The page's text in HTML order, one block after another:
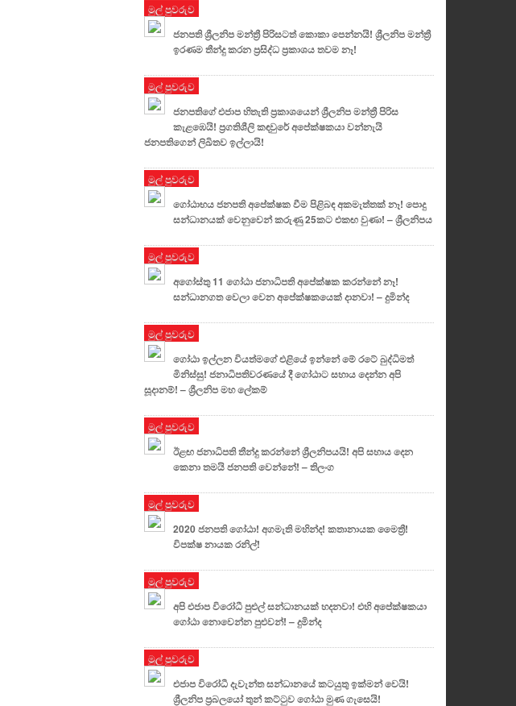
මුල් පුවරුව
ජනපති ශ්‍රීලනිප මන්ත්‍රී පිරිසටත් කොකා පෙන්නයි! ශ්‍රීලනිප මන්ත්‍රී
ඉරණම තීන්දු කරන ප්‍රසිද්ධ ප්‍රකාශය තවම නෑ!
මුල් පුවරුව
ජනපතිගේ එජාප හිතැති ප්‍රකාශයෙන් ශ්‍රීලනිප මන්ත්‍රී පිරිස
කැළඹෙයි! ප්‍රගතිශීලි කඳවුරේ අපේක්ෂකයා වන්නැයි
ජනපතිගෙන් ලිඛිතව ඉල්ලායි!
මුල් පුවරුව
ගෝඨාභය ජනපති අපේක්ෂක වීම පිළිබඳ අකමැත්තක් නෑ! පොදු
සන්ධානයක් වෙනුවෙන් කරුණු 25කට එකඟ වුණා! – ශ්‍රීලනිපය
මුල් පුවරුව
අගෝස්තු 11 ගෝඨා ජනාධිපති අපේක්ෂක කරන්නේ නෑ!
සන්ධානගත වෙලා වෙන අපේක්ෂකයෙක් දානවා! – දුමින්ද
මුල් පුවරුව
ගෝඨා ඉල්ලන වියත්මගේ එළියේ ඉන්නේ මේ රටේ බුද්ධිමත්
මිනිස්සු! ජනාධිපතිවරණයේ දී ගෝඨාට සහාය දෙන්න අපි
සූදානම්! – ශ්‍රීලනිප මහ ලේකම්
මුල් පුවරුව
ඊළඟ ජනාධිපති තීන්දු කරන්නේ ශ්‍රීලනිපයයි! අපි සහාය දෙන
කෙනා තමයි ජනපති වෙන්නේ! – තිලංග
මුල් පුවරුව
2020 ජනපති ගෝඨා! අගමැති මහින්ද! කතානායක මෛත්‍රී!
විපක්ෂ නායක රනිල්!
මුල් පුවරුව
අපි එජාප විරෝධී පුළුල් සන්ධානයක් හදනවා! එහි අපේක්ෂකයා
ගෝඨා නොවෙන්න පුළුවන්! – දුමින්ද
මුල් පුවරුව
එජාප විරෝධී දැවැන්ත සන්ධානයේ කටයුතු ඉක්මන් වෙයි!
ශ්‍රීලනිප ප්‍රබලයෝ තුන් කට්ටුව ගෝඨා මුණ ගැසෙයි!